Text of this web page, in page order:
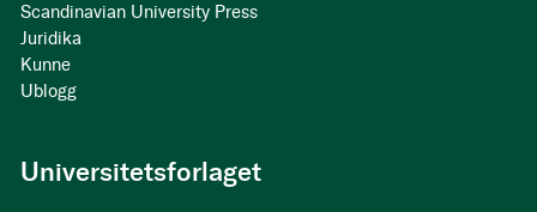
Scandinavian University Press
Juridika
Kunne
Ublogg
Universitetsforlaget